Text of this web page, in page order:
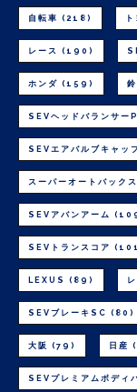
自転車 (218)
レース (190)
ホンダ (159)
SEVヘッドバランサー
SEVエアバルブキャッ
スーパーオートバックス
SEVアバンアーム
SEVトランスコア
LEXUS (89)
SEVブレーキSC (80)
大阪 (79) 日産
SEVプレミアムボディ